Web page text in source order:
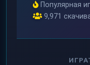
Популярная
9,971